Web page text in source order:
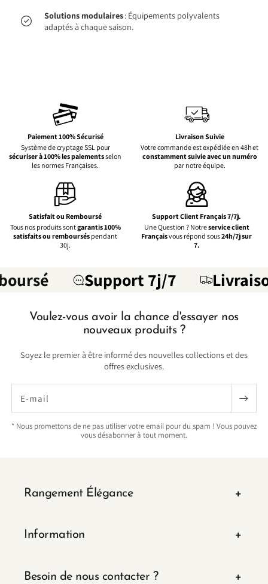
Solutions modulaires: Équipements polyvalents
adaptés à chaque saison.
Paiement 100% Sécurisé
Système de cryptage SSL pour
sécuriser à 100% les paiementsselon
les normes Françaises.
Livraison Suivie
Votre commande est expédiée en 48h et
constamment suivie avec un numéro
par notre équipe.
Satisfait ou Remboursé
Tous nos produits sontgarantis 100%
satisfaits ou remboursés pendant
30j.
Support Client Français 7/7j.
Une Question ? Notreservice client
Françaisvous répond sous24h/7j sur
7.
Support 7j/7 Livraison
Voulez-vous avoir la chance d'essayer nos
nouveaux produits ?
Soyez le premier à être informé des nouvelles collections et des
offres exclusives.
E-mail
* Nous promettons de ne pas utiliser votre email pour du spam ! Vous pouvez
vous désabonner à tout moment.
Rangement Élégance
Information
Besoin de nous contacter ?